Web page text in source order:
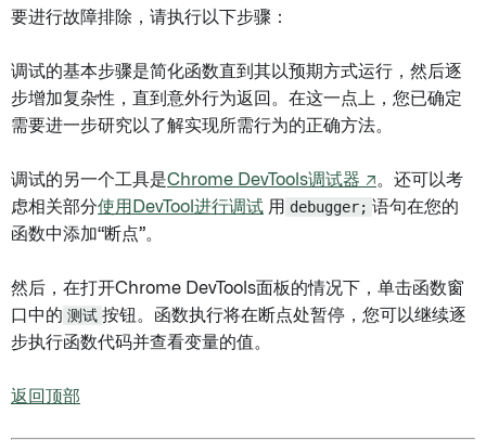
要进行故障排除，请执行以下步骤：
调试的基本步骤是简化函数直到其以预期方式运行，然后逐
步增加复杂性，直到意外行为返回。在这一点上，您已确定
需要进一步研究以了解实现所需行为的正确方法。
调试的另一个工具是Chrome DevTools调试器 ↗。还可以考
虑相关部分使用DevTool进行调试 用 debugger; 语句在您的
函数中添加“断点”。
然后，在打开Chrome DevTools面板的情况下，单击函数窗
口中的 测试 按钮。函数执行将在断点处暂停，您可以继续逐
步执行函数代码并查看变量的值。
返回顶部